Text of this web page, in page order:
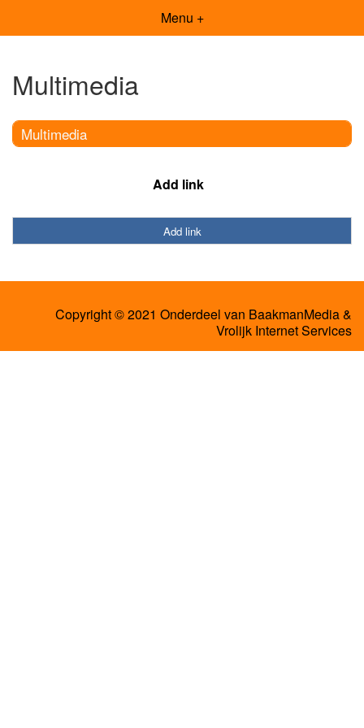
Menu +
Multimedia
Multimedia
Add link
Add link
Copyright © 2021 Onderdeel van BaakmanMedia&
Vrolijk Internet Services